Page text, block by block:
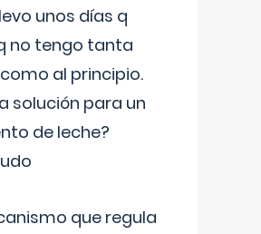
unos días q
no tengo tanta
al principio.
solución para un
de leche?
que regula